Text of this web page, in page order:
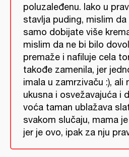
poluzaleđenu. Iako u
stavlja puding, mislim
samo dobijate više
mislim da ne bi bilo
premaže i nafiluje cela
takođe zamenila, jer
imala u zamrzivaču :), ali
ukusna i osvežavajuća i
voća taman ublažava
svakom slučaju, mama
jer je ovo, ipak za nju